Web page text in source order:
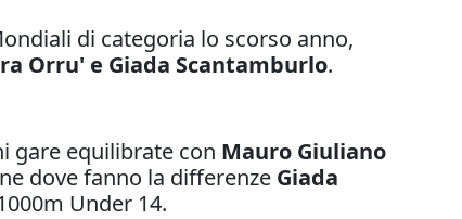
di categoria lo scorso anno,
Orru' e Giada Scantamburlo.
gare equilibrate con Mauro Giuliano
dove fanno la differenze Giada
Under 14.